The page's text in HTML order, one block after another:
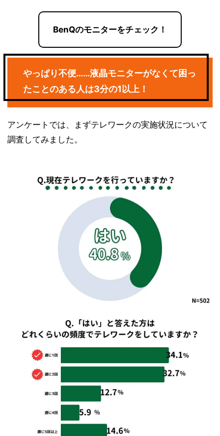
BenQのモニターをチェック！
やっぱり不便……液晶モニターがなくて困っ
たことのある人は3分の1以上！
アンケートでは、まずテレワークの実施状況について
調査してみました。